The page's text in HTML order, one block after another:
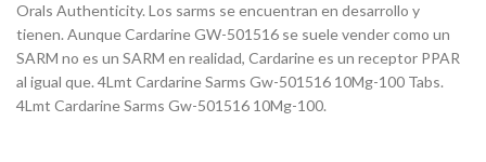
Orals Authenticity. Los sarms se encuentran en desarrollo y
tienen. Aunque Cardarine GW-501516 se suele vender como un
SARM no es un SARM en realidad, Cardarine es un receptor PPAR
al igual que. 4Lmt Cardarine Sarms Gw-501516 10Mg-100 Tabs.
4Lmt Cardarine Sarms Gw-501516 10Mg-100.